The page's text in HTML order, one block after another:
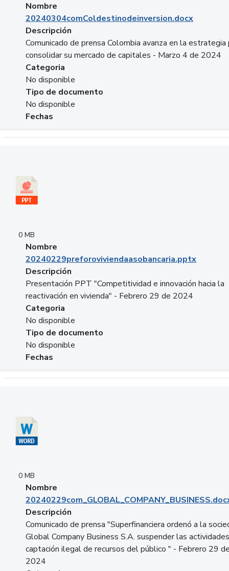
Nombre
20240304comColdestinodeinversion.docx
Descripción
Comunicado de prensa Colombia avanza en la estrategia
consolidar su mercado de capitales - Marzo 4 de 2024
Categoria
No disponible
Tipo de documento
No disponible
Fechas
0 MB
Nombre
20240229preforoviviendaasobancaria.pptx
Descripción
Presentación PPT "Competitividad e innovación hacia la
reactivación en vivienda" - Febrero 29 de 2024
Categoria
No disponible
Tipo de documento
No disponible
Fechas
0 MB
Nombre
Descripción
Comunicado de prensa "Superfinanciera ordenó a la
Global Company Business S.A. suspender las
captación ilegal de recursos del público " - Febrero 29
2024